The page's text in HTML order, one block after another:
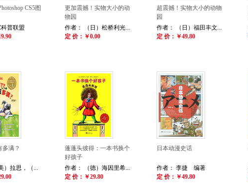
CS5图
普联盟
更加震撼！实物大小的动
物园
作者： （日）松桥利光...
定 价：￥0.00
超震撼！实物大小的动物
园
作者： （日）福田丰文...
定 价：￥49.80
多满？
）拉思，（...
蓬蓬头彼得：一本书换个
好孩子
作者： （德）海因里希...
定 价：￥29.80
日本动漫史话
作者： 李捷 编著
定 价：￥49.80